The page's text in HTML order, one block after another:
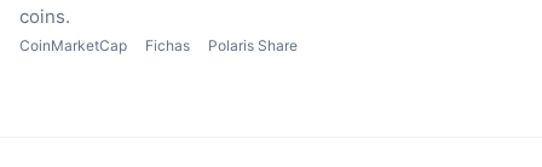
coins.
CoinMarketCap Fichas Polaris Share